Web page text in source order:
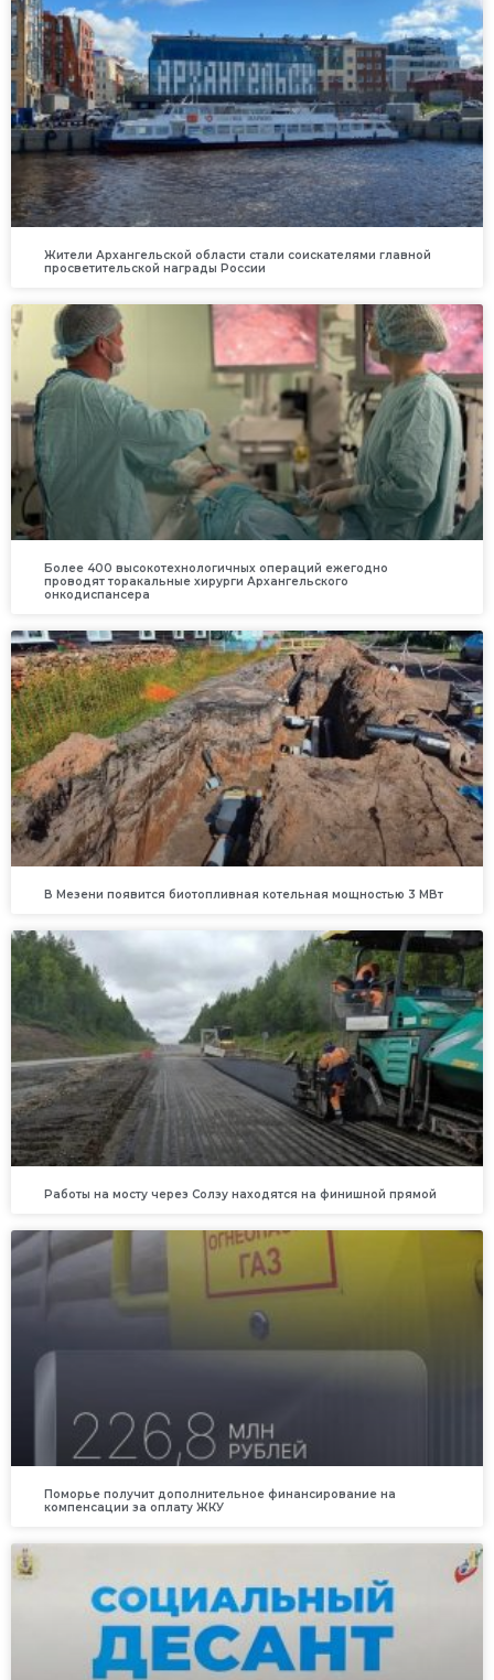
Жители Архангельской области стали соискателями главной
просветительской награды России
Более 400 высокотехнологичных операций ежегодно
проводят торакальные хирурги Архангельского
онкодиспансера
В Мезени появится биотопливная котельная мощностью 3 МВт
Работы на мосту через Солзу находятся на финишной прямой
Поморье получит дополнительное финансирование на
компенсации за оплату ЖКУ